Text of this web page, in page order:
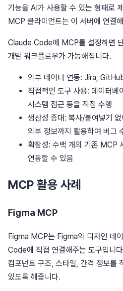
기능을 AI가 사용할 수 있는 형태로
MCP 클라이언트는 이 서버에 연결
Claude Code에 MCP를 설정하면
개발 워크플로우가 가능해집니다.
외부 데이터 연동: Jira,
직접적인 도구 사용: 데이터베
시스템 접근 등을 직접 수행
생산성 증대: 복사/붙여넣기
외부 정보까지 활용하여 버그
확장성: 수백 개의 기존 MCP
연동할 수 있음
MCP 활용 사례
Figma MCP
Figma MCP는 Figma의 디자인 데
Code에 직접 연결해주는 도구입니
컴포넌트 구조, 스타일, 간격 정보를
있도록 해줍니다.